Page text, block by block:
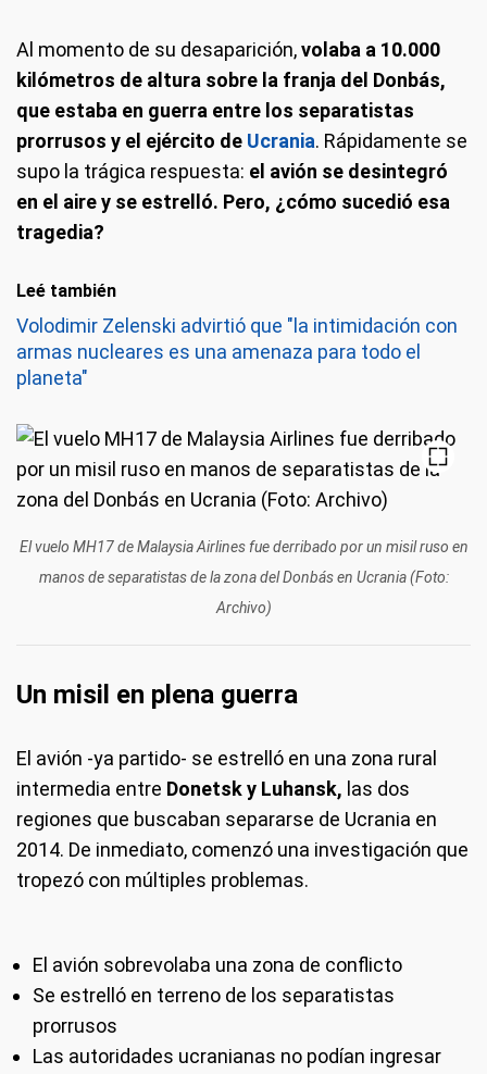
Al momento de su desaparición,volaba a 10.000
kilómetros de altura sobre la franja del Donbás,
que estaba en guerra entre los separatistas
prorrusos y el ejército de Ucrania. Rápidamente se
supo la trágica respuesta: el avión se desintegró
en el aire y se estrelló. Pero, ¿cómo sucedió esa
tragedia?
Leé también
Volodimir Zelenski advirtió que "la intimidación con
armas nucleares es una amenaza para todo el
planeta"
El vuelo MH17 de Malaysia Airlines fue derribado por un misil ruso en
manos de separatistas de la zona del Donbás en Ucrania (Foto:
Archivo)
Un misil en plena guerra
El avión -ya partido- se estrelló en una zona rural
intermedia entre Donetsk y Luhansk, las dos
regiones que buscaban separarse de Ucrania en
2014. De inmediato, comenzó una investigación que
tropezó con múltiples problemas.
El avión sobrevolaba una zona de conflicto
Se estrelló en terreno de los separatistas
prorrusos
Las autoridades ucranianas no podían ingresar